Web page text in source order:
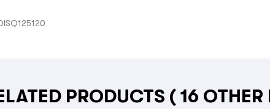
PRODUCTS ( 16